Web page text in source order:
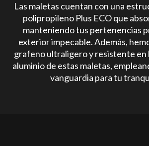
Las maletas cuentan con una
polipropileno Plus ECO que
manteniendo tus pertenencias
exterior impecable. Además,
grafeno ultraligero y resistente en
aluminio de estas maletas,
vanguardia para tu